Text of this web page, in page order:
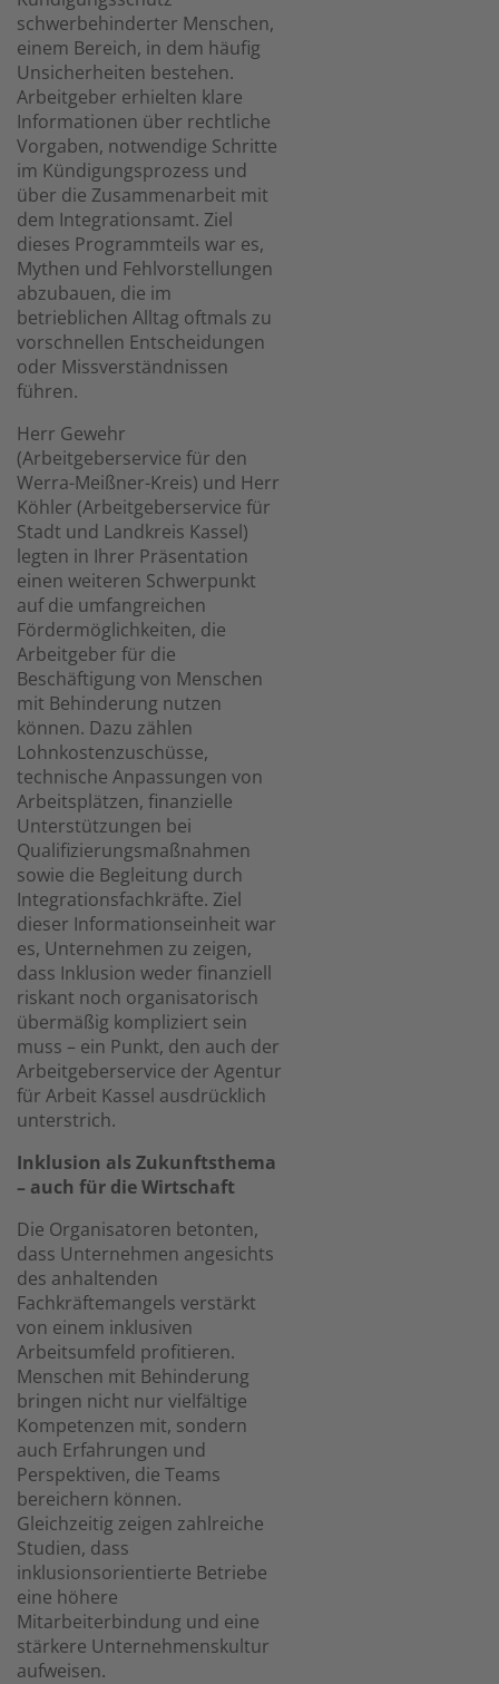
schwerbehinderter Menschen,
einem Bereich, in dem häufig
Unsicherheiten bestehen.
Arbeitgeber erhielten klare
Informationen über rechtliche
Vorgaben, notwendige Schritte
im Kündigungsprozess und
über die Zusammenarbeit mit
dem Integrationsamt. Ziel
dieses Programmteils war es,
Mythen und Fehlvorstellungen
abzubauen, die im
betrieblichen Alltag oftmals zu
vorschnellen Entscheidungen
oder Missverständnissen
führen.
Herr Gewehr
(Arbeitgeberservice für den
Werra-Meißner-Kreis) und Herr
Köhler (Arbeitgeberservice für
Stadt und Landkreis Kassel)
legten in Ihrer Präsentation
einen weiteren Schwerpunkt
auf die umfangreichen
Fördermöglichkeiten, die
Arbeitgeber für die
Beschäftigung von Menschen
mit Behinderung nutzen
können. Dazu zählen
Lohnkostenzuschüsse,
technische Anpassungen von
Arbeitsplätzen, finanzielle
Unterstützungen bei
Qualifizierungsmaßnahmen
sowie die Begleitung durch
Integrationsfachkräfte. Ziel
dieser Informationseinheit war
es, Unternehmen zu zeigen,
dass Inklusion weder finanziell
riskant noch organisatorisch
übermäßig kompliziert sein
muss – ein Punkt, den auch der
Arbeitgeberservice der Agentur
für Arbeit Kassel ausdrücklich
unterstrich.
Inklusion als Zukunftsthema
– auch für die Wirtschaft
Die Organisatoren betonten,
dass Unternehmen angesichts
des anhaltenden
Fachkräftemangels verstärkt
von einem inklusiven
Arbeitsumfeld profitieren.
Menschen mit Behinderung
bringen nicht nur vielfältige
Kompetenzen mit, sondern
auch Erfahrungen und
Perspektiven, die Teams
bereichern können.
Gleichzeitig zeigen zahlreiche
Studien, dass
inklusionsorientierte Betriebe
eine höhere
Mitarbeiterbindung und eine
stärkere Unternehmenskultur
aufweisen.